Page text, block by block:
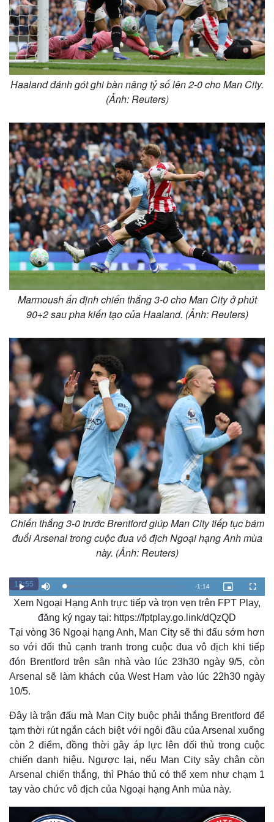
Kinh tế
Bất động sản
Khởi nghiệp
Thị trường
Giá vàng
Tiêu dùng
Tỷ giá
Chứng khoán
Giá cà phê
Haaland đánh gót ghi bàn nâng tỷ số lên 2-0 cho Man City.
(Ảnh: Reuters)
Marmoush ấn định chiến thắng 3-0 cho Man City ở phút
90+2 sau pha kiến tạo của Haaland. (Ảnh: Reuters)
Chiến thắng 3-0 trước Brentford giúp Man City tiếp tục bám
đuổi Arsenal trong cuộc đua vô địch Ngoại hạng Anh mùa
này. (Ảnh: Reuters)
12:55
P
l
a
y
M
u
t
e
L
a
d
e
d
:
7
.
2
7
R
m
i
n
g
m
e
-1:14
P
i
c
u
r
-
P
i
t
u
F
u
l
l
e
n
Xem Ngoại Hạng Anh trực tiếp và trọn vẹn trên FPT Play,
đăng ký ngay tại: https://fptplay.go.link/dQzQD
Tại vòng 36 Ngoại hạng Anh, Man City sẽ thi đấu sớm hơn
so với đối thủ cạnh tranh trong cuộc đua vô địch khi tiếp
đón Brentford trên sân nhà vào lúc 23h30 ngày 9/5, còn
Arsenal sẽ làm khách của West Ham vào lúc 22h30 ngày
10/5.
Đây là trận đấu mà Man City buộc phải thắng Brentford để
tạm thời rút ngắn cách biệt với ngôi đầu của Arsenal xuống
còn 2 điểm, đồng thời gây áp lực lên đối thủ trong cuộc
chiến danh hiệu. Ngược lại, nếu Man City sảy chân còn
Arsenal chiến thắng, thì Pháo thủ có thể xem như chạm 1
tay vào chức vô địch của Ngoại hạng Anh mùa này.